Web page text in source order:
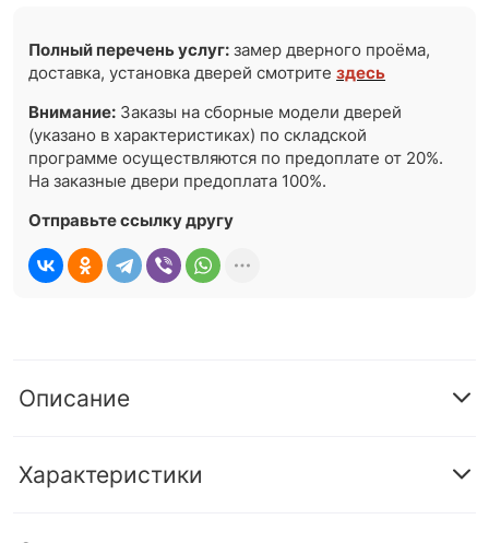
Полный перечень услуг: замер дверного проёма,
доставка, установка дверей смотритездесь
Внимание: Заказы на сборные модели дверей
(указано в характеристиках) по складской
программе осуществляются по предоплате от 20%.
На заказные двери предоплата 100%.
Отправьте ссылку другу
Описание
Характеристики